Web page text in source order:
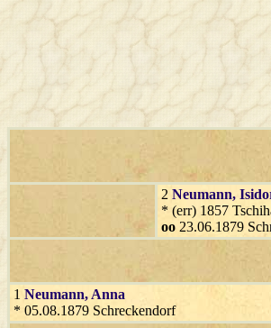
2 Neumann,
* (err) 1857
oo 23.06.1879
1 Neumann, Anna
* 05.08.1879 Schreckendorf